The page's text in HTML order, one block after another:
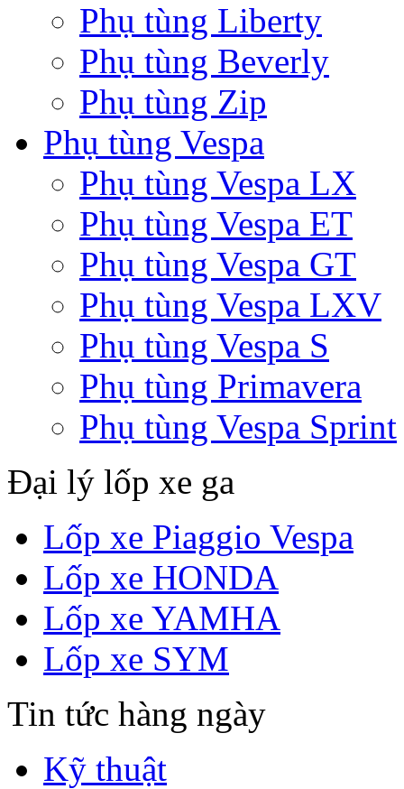
Phụ tùng Liberty
Phụ tùng Beverly
Phụ tùng Zip
Phụ tùng Vespa
Phụ tùng Vespa LX
Phụ tùng Vespa ET
Phụ tùng Vespa GT
Phụ tùng Vespa LXV
Phụ tùng Vespa S
Phụ tùng Primavera
Phụ tùng Vespa Sprint
Đại lý lốp xe ga
Lốp xe Piaggio Vespa
Lốp xe HONDA
Lốp xe YAMHA
Lốp xe SYM
Tin tức hàng ngày
Kỹ thuật